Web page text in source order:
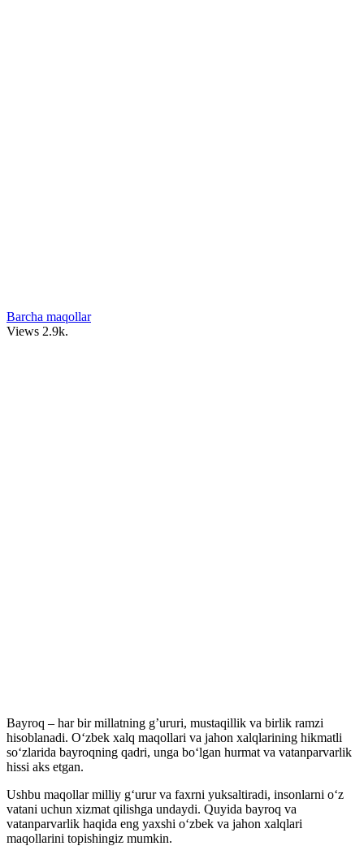
Barcha maqollar
Views 2.9k.
Bayroq – har bir millatning g’ururi, mustaqillik va birlik ramzi
hisoblanadi. O‘zbek xalq maqollari va jahon xalqlarining hikmatli
so‘zlarida bayroqning qadri, unga bo‘lgan hurmat va vatanparvarlik
hissi aks etgan.
Ushbu maqollar milliy g‘urur va faxrni yuksaltiradi, insonlarni o‘z
vatani uchun xizmat qilishga undaydi. Quyida bayroq va
vatanparvarlik haqida eng yaxshi o‘zbek va jahon xalqlari
maqollarini topishingiz mumkin.